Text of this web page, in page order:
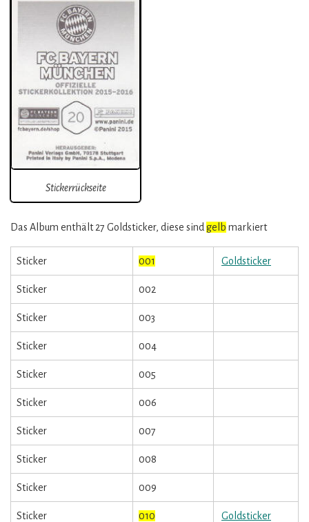
Stickerrückseite
Das Album enthält 27 Goldsticker, diese sind gelb markiert
Sticker 001 Goldsticker
Sticker 002
Sticker 003
Sticker 004
Sticker 005
Sticker 006
Sticker 007
Sticker 008
Sticker 009
Sticker 010 Goldsticker